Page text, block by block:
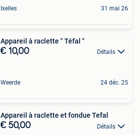
Ixelles 31 mai 26
Appareil à raclette " Téfal "
€ 10,00 Détails
Weerde 24 déc. 25
Appareil à raclette et fondue Tefal
€ 50,00 Détails